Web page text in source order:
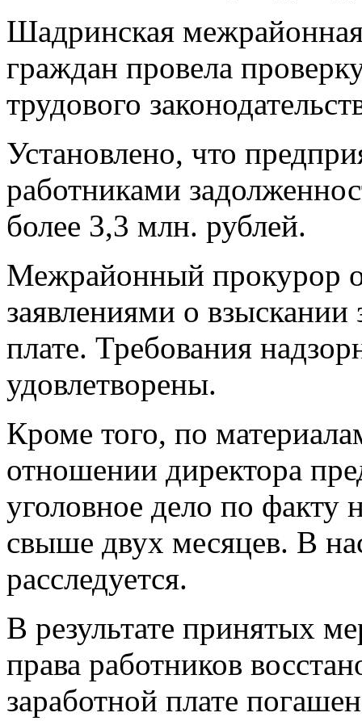
Шадринская
граждан провела
трудового
Установлено, что
работниками
более 3,3 млн. рублей.
Межрайонный прокурор
заявлениями о
плате. Требования
удовлетворены.
Кроме того, по
отношении директора
уголовное дело по факту
свыше двух месяцев. В
расследуется.
В результате принятых
права работников
заработной плате